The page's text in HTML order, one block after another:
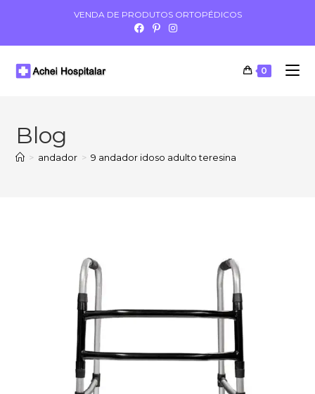
VENDA DE PRODUTOS ORTOPÉDICOS
0
Blog
> andador > 9 andador idoso adulto teresina